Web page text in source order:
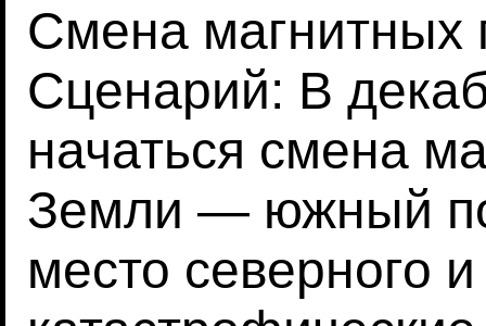
Смена магнитных
Сценарий: В
начаться смена
Земли — южный
место северного